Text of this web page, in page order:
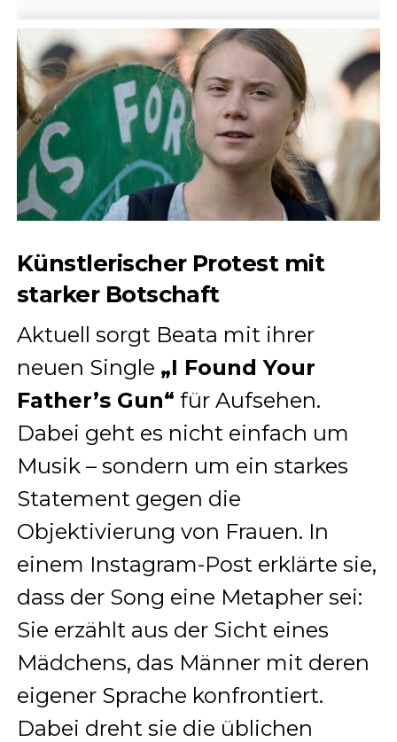
Künstlerischer Protest mit
starker Botschaft
Aktuell sorgt Beata mit ihrer
neuen Single „I Found Your
Father’s Gun“ für Aufsehen.
Dabei geht es nicht einfach um
Musik – sondern um ein starkes
Statement gegen die
Objektivierung von Frauen. In
einem Instagram-Post erklärte sie,
dass der Song eine Metapher sei:
Sie erzählt aus der Sicht eines
Mädchens, das Männer mit deren
eigener Sprache konfrontiert.
Dabei dreht sie die üblichen